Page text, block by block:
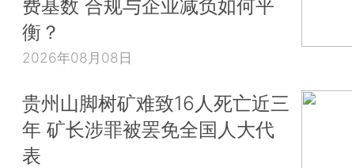
费基数 合规与企业减负如何平
衡？
2026年08月08日
贵州山脚树矿难致16人死亡近三
年 矿长涉罪被罢免全国人大代
表